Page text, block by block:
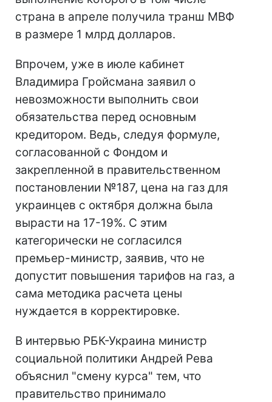
страна в апреле получила транш МВФ
в размере 1 млрд долларов.
Впрочем, уже в июле кабинет
Владимира Гройсмана заявил о
невозможности выполнить свои
обязательства перед основным
кредитором. Ведь, следуя формуле,
согласованной с Фондом и
закрепленной в правительственном
постановлении №187, цена на газ для
украинцев с октября должна была
вырасти на 17-19%. С этим
категорически не согласился
премьер-министр, заявив, что не
допустит повышения тарифов на газ, а
сама методика расчета цены
нуждается в корректировке.
В интервью РБК-Украина министр
социальной политики Андрей Рева
объяснил "смену курса" тем, что
правительство принимало